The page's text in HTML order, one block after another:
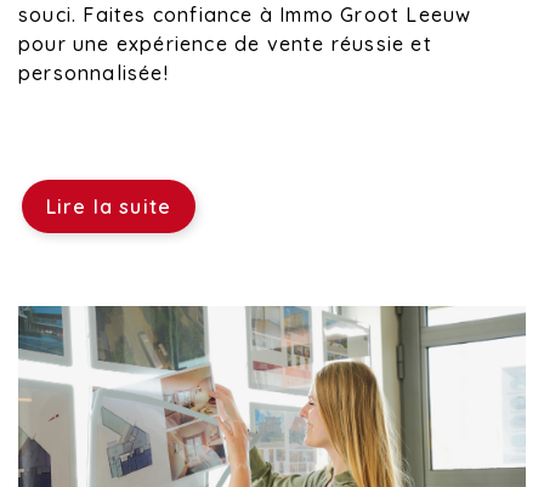
souci. Faites confiance à Immo Groot Leeuw
pour une expérience de vente réussie et
personnalisée!
Lire la suite